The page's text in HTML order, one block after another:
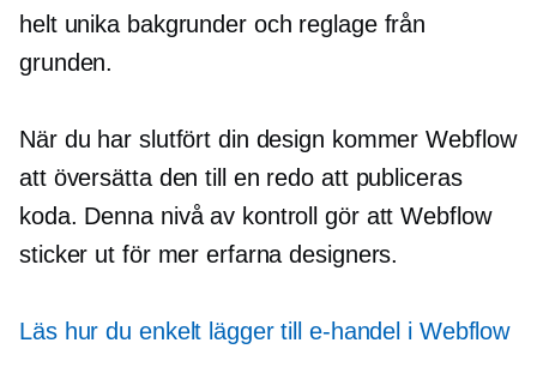
helt unika bakgrunder och reglage från
grunden.
När du har slutfört din design kommer Webflow
att översätta den till en redo att publiceras
koda. Denna nivå av kontroll gör att Webflow
sticker ut för mer erfarna designers.
Läs hur du enkelt lägger till e-handel i Webflow